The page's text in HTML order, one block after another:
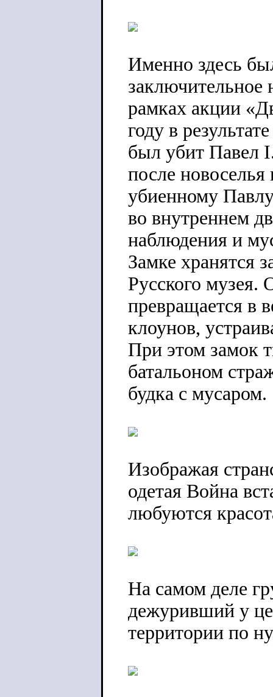
Именно здесь
заключительное
рамках акции
году в
был убит Павел
после
убиенному
во внутреннем
наблюдения и
Замке хранятся
Русского музея.
превращается в
клоунов,
При этом замок
батальоном
будка с мусаром.
Изображая
одетая Война
любуются
На самом деле
дежуривший у
территории по